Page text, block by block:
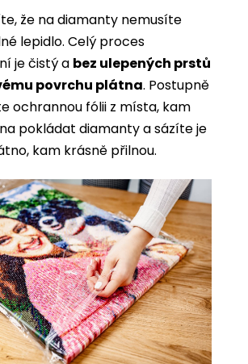
že na diamanty nemusíte
lepidlo. Celý proces
je čistý a bez ulepených prstů
povrchu plátna. Postupně
ochrannou fólii z místa, kam
pokládat diamanty a sázíte je
kam krásně přilnou.